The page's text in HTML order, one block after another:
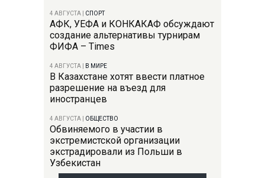
4 АВГУСТА СПОРТ
АФК, УЕФА и КОНКАКАФ обсуждают
создание альтернативы турнирам
ФИФА – Times
4 АВГУСТА В МИРЕ
В Казахстане хотят ввести платное
разрешение на въезд для
иностранцев
4 АВГУСТА ОБЩЕСТВО
Обвиняемого в участии в
экстремистской организации
экстрадировали из Польши в
Узбекистан